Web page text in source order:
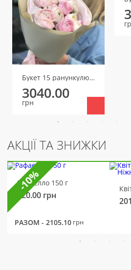
Букет 15 ранункулюсів
3040.00
грн
АКЦІЇ ТА ЗНИЖКИ
Рафаелло 150 г
320.00 грн
РАЗОМ - 2105.10 грн
-10%